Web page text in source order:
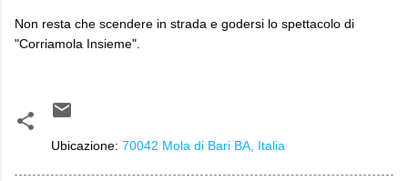
Non resta che scendere in strada e godersi lo spettacolo di
"Corriamola Insieme".
Ubicazione: 70042 Mola di Bari BA, Italia